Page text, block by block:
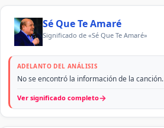
Sé Que Te Amaré
Significado de «Sé Que Te Amaré»
ADELANTO DEL ANÁLISIS
No se encontró la información de la canción.
Ver significado completo→